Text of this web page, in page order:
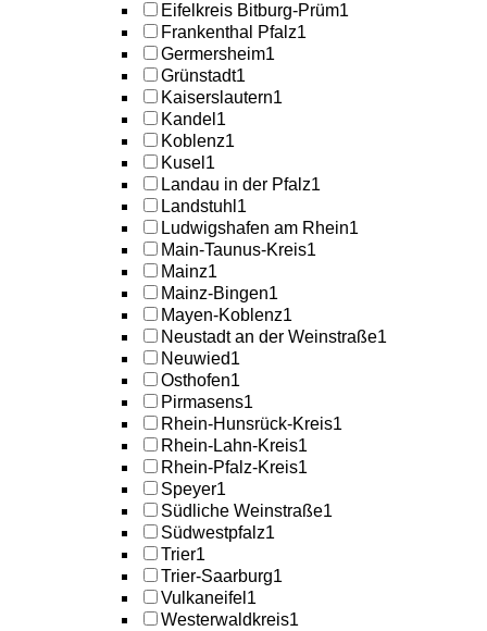
Eifelkreis Bitburg-Prüm1
Frankenthal Pfalz1
Germersheim1
Grünstadt1
Kaiserslautern1
Kandel 1
Koblenz1
Kusel 1
Landau in der Pfalz1
Landstuhl 1
Ludwigshafen am Rhein1
Main-Taunus-Kreis1
Mainz1
Mainz-Bingen1
Mayen-Koblenz1
Neustadt an der Weinstraße1
Neuwied1
Osthofen1
Pirmasens1
Rhein-Hunsrück-Kreis1
Rhein-Lahn-Kreis1
Rhein-Pfalz-Kreis1
Speyer1
Südliche Weinstraße1
Südwestpfalz1
Trier1
Trier-Saarburg1
Vulkaneifel 1
Westerwaldkreis1